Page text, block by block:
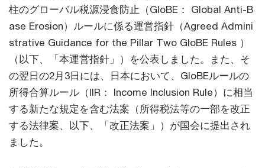
柱のグローバル税源浸食防止（GloBE： Global Anti-B
ase Erosion）ルールに係る運営指針（Agreed Admini
strative Guidance for the Pillar Two GloBE Rules ）
（以下、「本運営指針」）を公表しました。また、そ
の翌日の2月3日には、日本において、GloBEルールの
所得合算ルール（IIR： Income Inclusion Rule）に相当
する新たな規定を含む法案（所得税法等の一部を改正
する法律案、以下、「改正法案」）が国会に提出され
ました。